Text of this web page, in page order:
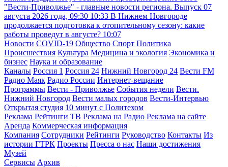
"Вести-Приволжье" - главные новости региона. Выпуск 07
августа 2026 года, 09:30 10:33 В Нижнем Новгороде
продолжается подготовка к отопительному сезону: какие
работы проведут в августе? 10:07
Новости COVID-19 Общество Спорт Политика
Происшествия Культура Медицина и экология Экономика и
бизнес Наука и образование
Каналы Россия 1 Россия 24 Нижний Новгород 24 Вести FM
Радио Маяк Радио России Интернет-вещание
Программы Вести - Приволжье События недели Вести.
Нижний Новгород Вести малых городов Вести-Интервью
Открытая студия 10 минут с Политехом
Реклама Рейтинги ТВ Реклама на Радио Реклама на сайте
Аренда Коммерческая информация
Компания Сотрудники Рейтинги Руководство Контакты Из
истории ГТРК Проекты Пресса о нас Наши достижения
Музей
Сервисы Архив